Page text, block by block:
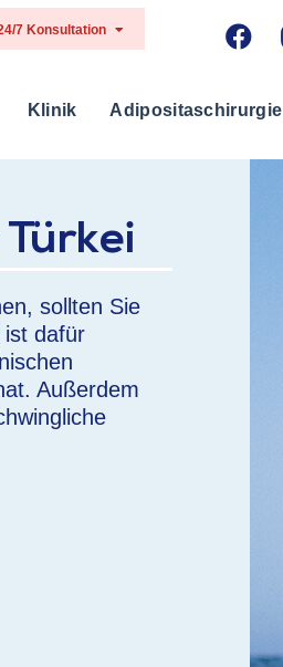
7 Konsultation
Klinik Adipositaschirurgie
sollten Sie
ist dafür
Außerdem